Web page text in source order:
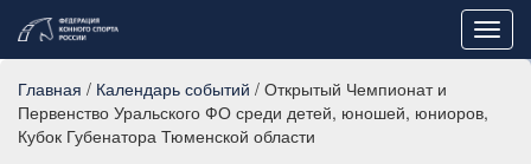
Главная / Календарь событий / Открытый Чемпионат и
Первенство Уральского ФО среди детей, юношей, юниоров,
Кубок Губенатора Тюменской области